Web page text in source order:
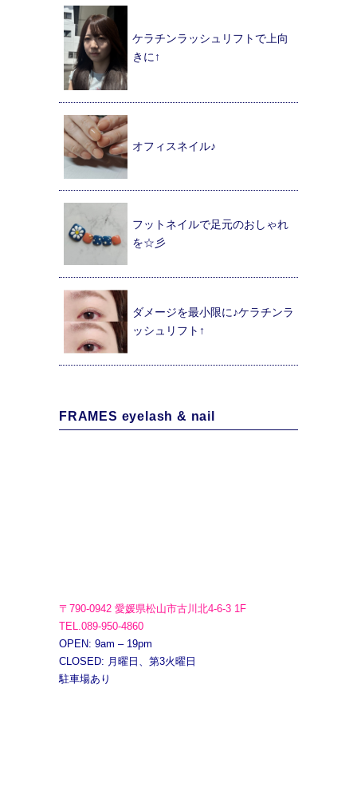
ケラチンラッシュリフトで上向
きに↑
オフィスネイル♪
フットネイルで足元のおしゃれ
を☆彡
ダメージを最小限に♪ケラチンラ
ッシュリフト↑
FRAMES eyelash & nail
〒790-0942 愛媛県松山市古川北4-6-3 1F
TEL.089-950-4860
OPEN: 9am – 19pm
CLOSED: 月曜日、第3火曜日
駐車場あり